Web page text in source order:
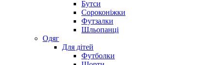
Бутси
Сороконіжки
Футзалки
Шльопанці
Одяг
Для дітей
Футболки